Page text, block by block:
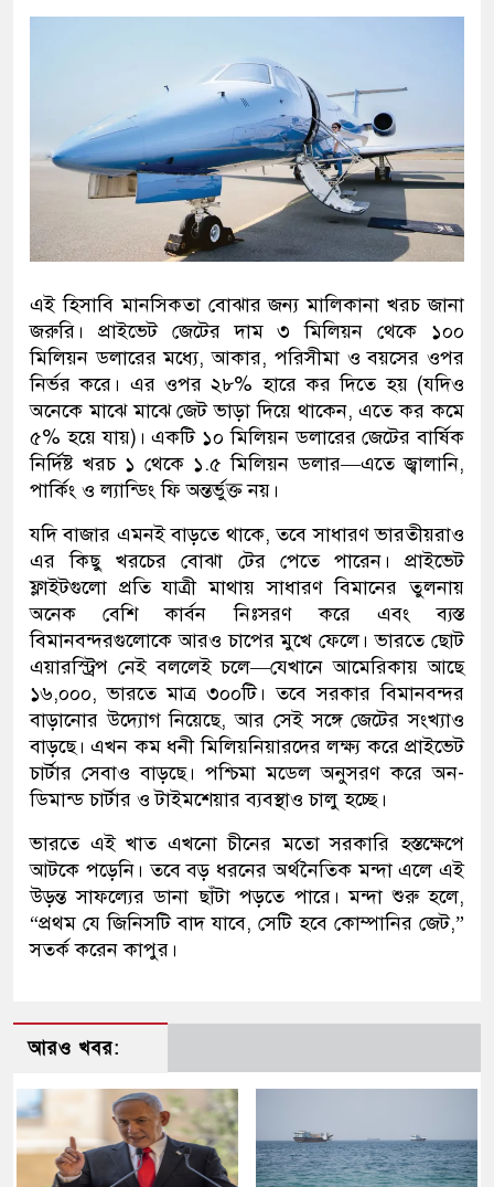
এই হিসাবি মানসিকতা বোঝার জন্য মালিকানা খরচ জানা
জরুরি। প্রাইভেট জেটের দাম ৩ মিলিয়ন থেকে ১০০
মিলিয়ন ডলারের মধ্যে, আকার, পরিসীমা ও বয়সের ওপর
নির্ভর করে। এর ওপর ২৮% হারে কর দিতে হয় (যদিও
অনেকে মাঝে মাঝে জেট ভাড়া দিয়ে থাকেন, এতে কর কমে
৫% হয়ে যায়)। একটি ১০ মিলিয়ন ডলারের জেটের বার্ষিক
নির্দিষ্ট খরচ ১ থেকে ১.৫ মিলিয়ন ডলার—এতে জ্বালানি,
পার্কিং ও ল্যান্ডিং ফি অন্তর্ভুক্ত নয়।
যদি বাজার এমনই বাড়তে থাকে, তবে সাধারণ ভারতীয়রাও
এর কিছু খরচের বোঝা টের পেতে পারেন। প্রাইভেট
ফ্লাইটগুলো প্রতি যাত্রী মাথায় সাধারণ বিমানের তুলনায়
অনেক বেশি কার্বন নিঃসরণ করে এবং ব্যস্ত
বিমানবন্দরগুলোকে আরও চাপের মুখে ফেলে। ভারতে ছোট
এয়ারস্ট্রিপ নেই বললেই চলে—যেখানে আমেরিকায় আছে
১৬,০০০, ভারতে মাত্র ৩০০টি। তবে সরকার বিমানবন্দর
বাড়ানোর উদ্যোগ নিয়েছে, আর সেই সঙ্গে জেটের সংখ্যাও
বাড়ছে। এখন কম ধনী মিলিয়নিয়ারদের লক্ষ্য করে প্রাইভেট
চার্টার সেবাও বাড়ছে। পশ্চিমা মডেল অনুসরণ করে অন-
ডিমান্ড চার্টার ও টাইমশেয়ার ব্যবস্থাও চালু হচ্ছে।
ভারতে এই খাত এখনো চীনের মতো সরকারি হস্তক্ষেপে
আটকে পড়েনি। তবে বড় ধরনের অর্থনৈতিক মন্দা এলে এই
উড়ন্ত সাফল্যের ডানা ছাঁটা পড়তে পারে। মন্দা শুরু হলে,
“প্রথম যে জিনিসটি বাদ যাবে, সেটি হবে কোম্পানির জেট,”
সতর্ক করেন কাপুর।
আরও খবর: